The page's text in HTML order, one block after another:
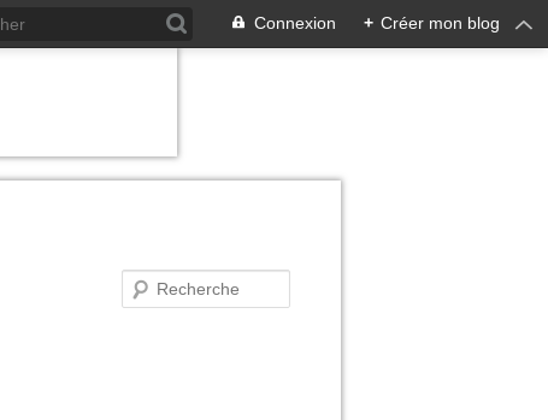
Connexion + Créer mon blog